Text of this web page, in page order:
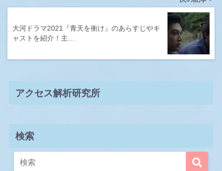
大河ドラマ2021『青天を衝け』のあらすじやキ
ャストを紹介！主…
アクセス解析研究所
検索